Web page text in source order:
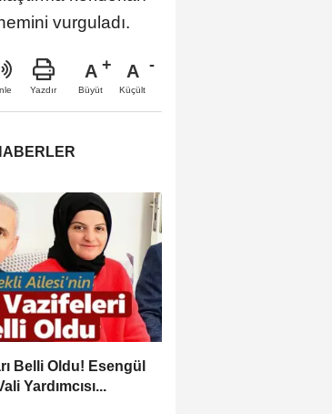
vurguladı.
Yazdır
A
Büyüt
A
Küçült
Belli Oldu! Esengül
Yardımcısı...